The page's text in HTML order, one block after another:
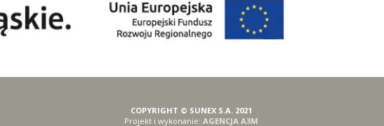
COPYRIGHT © SUNEX S.A. 2021
Projekt i wykonanie: AGENCJA A3M